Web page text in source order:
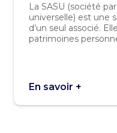
La SASU (société
universelle) est une
d’un seul associé.
patrimoines
En savoir +